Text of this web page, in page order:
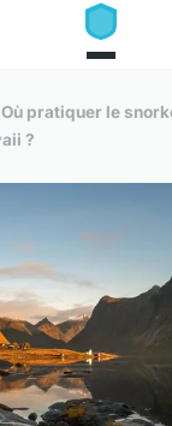
Où pratiquer le
?